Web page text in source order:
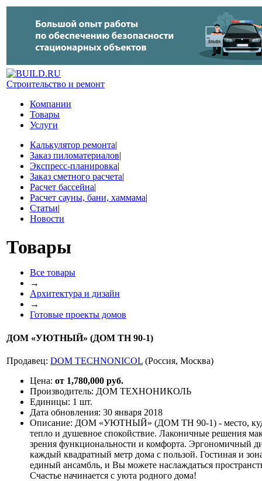
Строительство и ремонт
Компании
Товары
Услуги
Калькулятор ремонта|
Заказ пиломатериалов|
Экспресс-планировка|
Заказ сметного расчета|
Расчет бассейна|
Расчет сауны, бани, хаммама|
Статьи|
Новости
Товары
Все товары
→
Архитектура и дизайн
→
Готовые проекты домов
ДОМ «УЮТНЫЙ» (ДОМ ТН 90-1)
Продавец: DOM TECHNONICOL (Россия, Москва)
Цена: от 1,780,000 руб.
Производитель: ДОМ ТЕХНОНИКОЛЬ
Единицы: 1 шт.
Дата обновления: 30 января 2018
Описание: ДОМ «УЮТНЫЙ» (ДОМ ТН 90-1) - место, куда
тепло и душевное спокойствие. Лаконичные решения
зрения функциональности и комфорта. Эргономичный
каждый квадратный метр дома с пользой. Гостиная и
единый ансамбль, и Вы можете наслаждаться
Счастье начинается с уюта родного дома!